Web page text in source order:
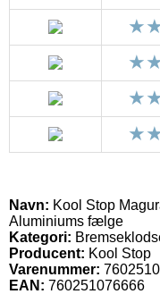
Navn: Kool Stop
Aluminiums fælge
Kategori:
Producent: Kool Stop
Varenummer:
EAN: 760251076666